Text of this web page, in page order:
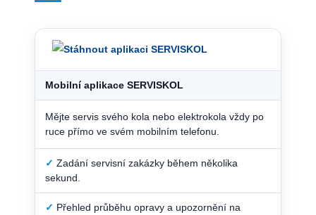
Mobilní aplikace SERVISKOL
Mějte servis svého kola nebo elektrokola vždy po
ruce přímo ve svém mobilním telefonu.
✓ Zadání servisní zakázky během několika
sekund.
✓ Přehled průběhu opravy a upozornění na